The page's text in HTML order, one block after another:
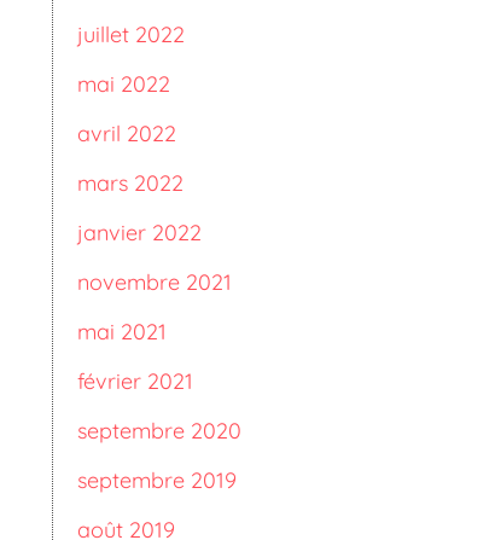
juillet 2022
mai 2022
avril 2022
mars 2022
janvier 2022
novembre 2021
mai 2021
février 2021
septembre 2020
septembre 2019
août 2019